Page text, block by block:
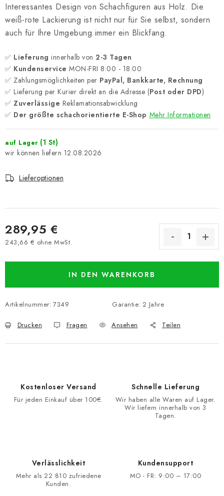
Interessantes Design von Schachfiguren aus Holz. Die
weiß-rote Lackierung ist nicht nur für Sie selbst, sondern
auch für Ihre Umgebung immer ein Blickfang.
✅ Lieferung innerhalb von 2-3 Tagen
✅ Kundenservice MON-FRI 8:00 - 18:00
✅ Zahlungsmöglichkeiten per PayPal, Bankkarte, Rechnung
✅ Lieferung per Kurier direkt an die Adresse (Post oder DPD)
✅ Zuverlässige Reklamationsabwicklung
✅ Der größte schachorientierte E-Shop Mehr Informationen
auf Lager (1 St)
12.08.2026
Lieferoptionen
289,95 €
243,66 € ohne MwSt.
IN DEN WARENKORB
Artikelnummer: 7349 Garantie: 2 Jahre
Drucken Fragen Ansehen Teilen
Kostenloser Versand
Für jeden Einkauf über 100€.
Schnelle Lieferung
Wir haben alle Waren auf Lager.
Wir liefern innerhalb von 3
Tagen.
Verlässlichkeit
Mehr als 22 810 zufriedene
Kunden.
Kundensupport
MO - FR: 9:00 – 17:00